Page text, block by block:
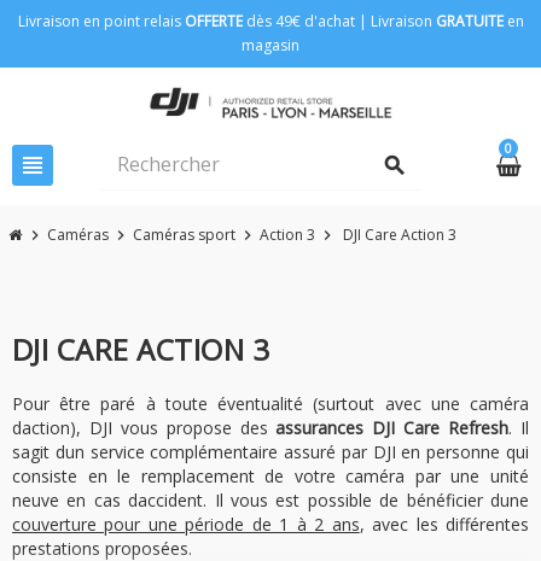
Livraison en point relais OFFERTEdès 49€ d'achat | Livraison GRATUITEen
magasin
view_headline search
0
chevron_right Caméras chevron_right Caméras sport chevron_right Action 3 chevron_right DJI Care Action 3
DJI CARE ACTION 3
Pour être paré à toute éventualité (surtout avec une caméra
daction), DJI vous propose desassurances DJI Care Refresh. Il
sagit dun service complémentaire assuré par DJI en personne qui
consiste en le remplacement de votre caméra par une unité
neuve en cas daccident. Il vous est possible de bénéficier dune
couverture pour une période de 1 à 2 ans, avec les différentes
prestations proposées.